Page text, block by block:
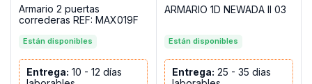
Armario 2 puertas
correderas REF: MAX019F
Están disponibles
Entrega: 10 - 12 días
ARMARIO 1D NEWADA II 03
Están disponibles
Entrega: 25 - 35 dias